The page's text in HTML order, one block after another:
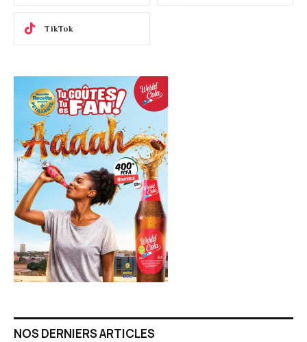
TikTok
NOS DERNIERS ARTICLES